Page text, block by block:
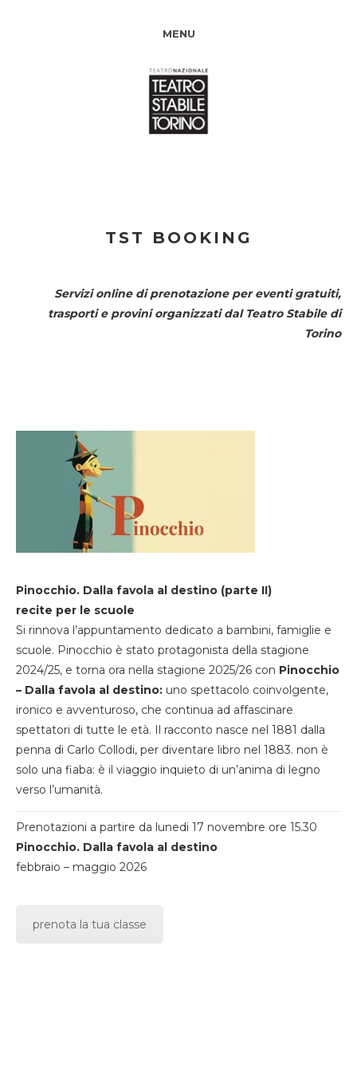
MENU
TST BOOKING
Servizi online di prenotazione per eventi gratuiti,
trasporti e provini organizzati dal Teatro Stabile di
Torino
Pinocchio. Dalla favola al destino (parte II)
recite per le scuole
Si rinnova l’appuntamento dedicato a bambini, famiglie e
scuole. Pinocchio è stato protagonista della stagione
2024/25, e torna ora nella stagione 2025/26 con Pinocchio
– Dalla favola al destino: uno spettacolo coinvolgente,
ironico e avventuroso, che continua ad affascinare
spettatori di tutte le età. Il racconto nasce nel 1881 dalla
penna di Carlo Collodi, per diventare libro nel 1883. non è
solo una fiaba: è il viaggio inquieto di un’anima di legno
verso l’umanità.
Prenotazioni a partire da lunedi 17 novembre ore 15.30
Pinocchio. Dalla favola al destino
febbraio – maggio 2026
prenota la tua classe